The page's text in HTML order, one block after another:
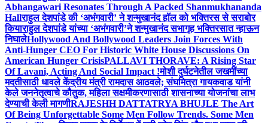
Abhangawari Resonates Through A Packed Shanmukhananda
Hallराहुल देशपांडे की ‘अभंगवारी’ ने शन्मुखानंद हॉल को भक्तिरस से सराबोर
कियाराहुल देशपांडे यांच्या ‘अभंगवारी’ने शन्मुखानंद सभागृह भक्तिरसात न्हाऊन
निघालेHollywood And Bollywood Leaders Join Forces With
Anti-Hunger CEO For Historic White House Discussions On
American Hunger CrisisPALLAVI THORAVE: A Rising Star
Of Lavani, Acting And Social Impact !मोशी दुर्घटनेतील जखमींच्या
मदतीसाठी धावले केंद्रीय मंत्री रामदास आठवले; संघमित्रा गायकवाड यांनी
केले जननेतृत्वाचे कौतुक, महिला सक्षमीकरणासाठी शासनाच्या योजनांचा लाभ
देण्याची केली मागणीRAJESHH DATTATRYA BHUJLE The Art
Of Being Unforgettable Some Men Follow Trends. Some Men